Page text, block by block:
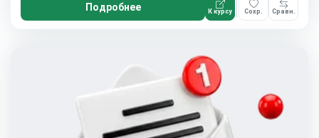
Подробнее К курсу Сохр. Сравн.